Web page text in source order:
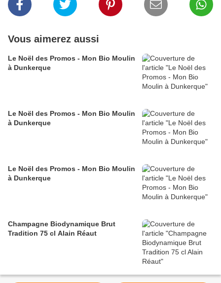
Vous aimerez aussi
Le Noël des Promos - Mon Bio Moulin
à Dunkerque
Le Noël des Promos - Mon Bio Moulin
à Dunkerque
Le Noël des Promos - Mon Bio Moulin
à Dunkerque
Champagne Biodynamique Brut
Tradition 75 cl Alain Réaut